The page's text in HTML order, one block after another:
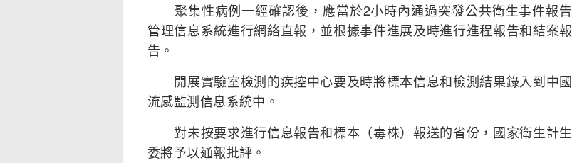
聚集性病例一經確認後，應當於2小時內通過突發公共衛生事件報告
管理信息系統進行網絡直報，並根據事件進展及時進行進程報告和結案報
告。
開展實驗室檢測的疾控中心要及時將標本信息和檢測結果錄入到中國
流感監測信息系統中。
對未按要求進行信息報告和標本（毒株）報送的省份，國家衛生計生
委將予以通報批評。